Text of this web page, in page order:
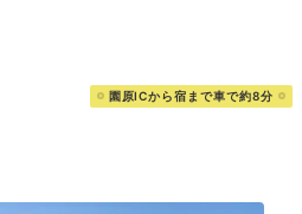
園原ICから宿まで車で約8分